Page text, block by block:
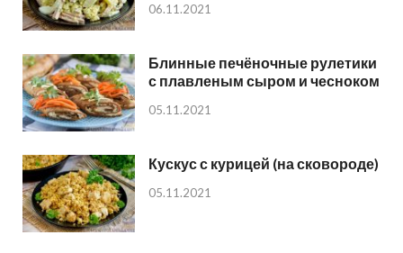
06.11.2021
Блинные печёночные рулетики
с плавленым сыром и чесноком
05.11.2021
Кускус с курицей (на сковороде)
05.11.2021